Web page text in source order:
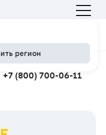
Техподдержка
+7 (800) 700-06-11
регион